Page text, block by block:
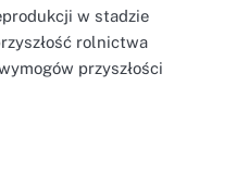
w stadzie
rolnictwa
przyszłości